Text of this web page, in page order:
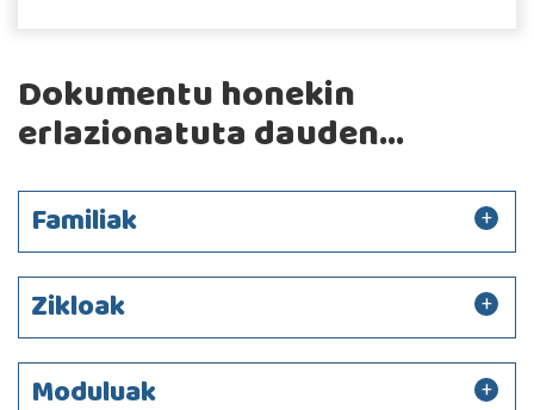
Dokumentu honekin
erlazionatuta dauden...
Familiak
Zikloak
Moduluak